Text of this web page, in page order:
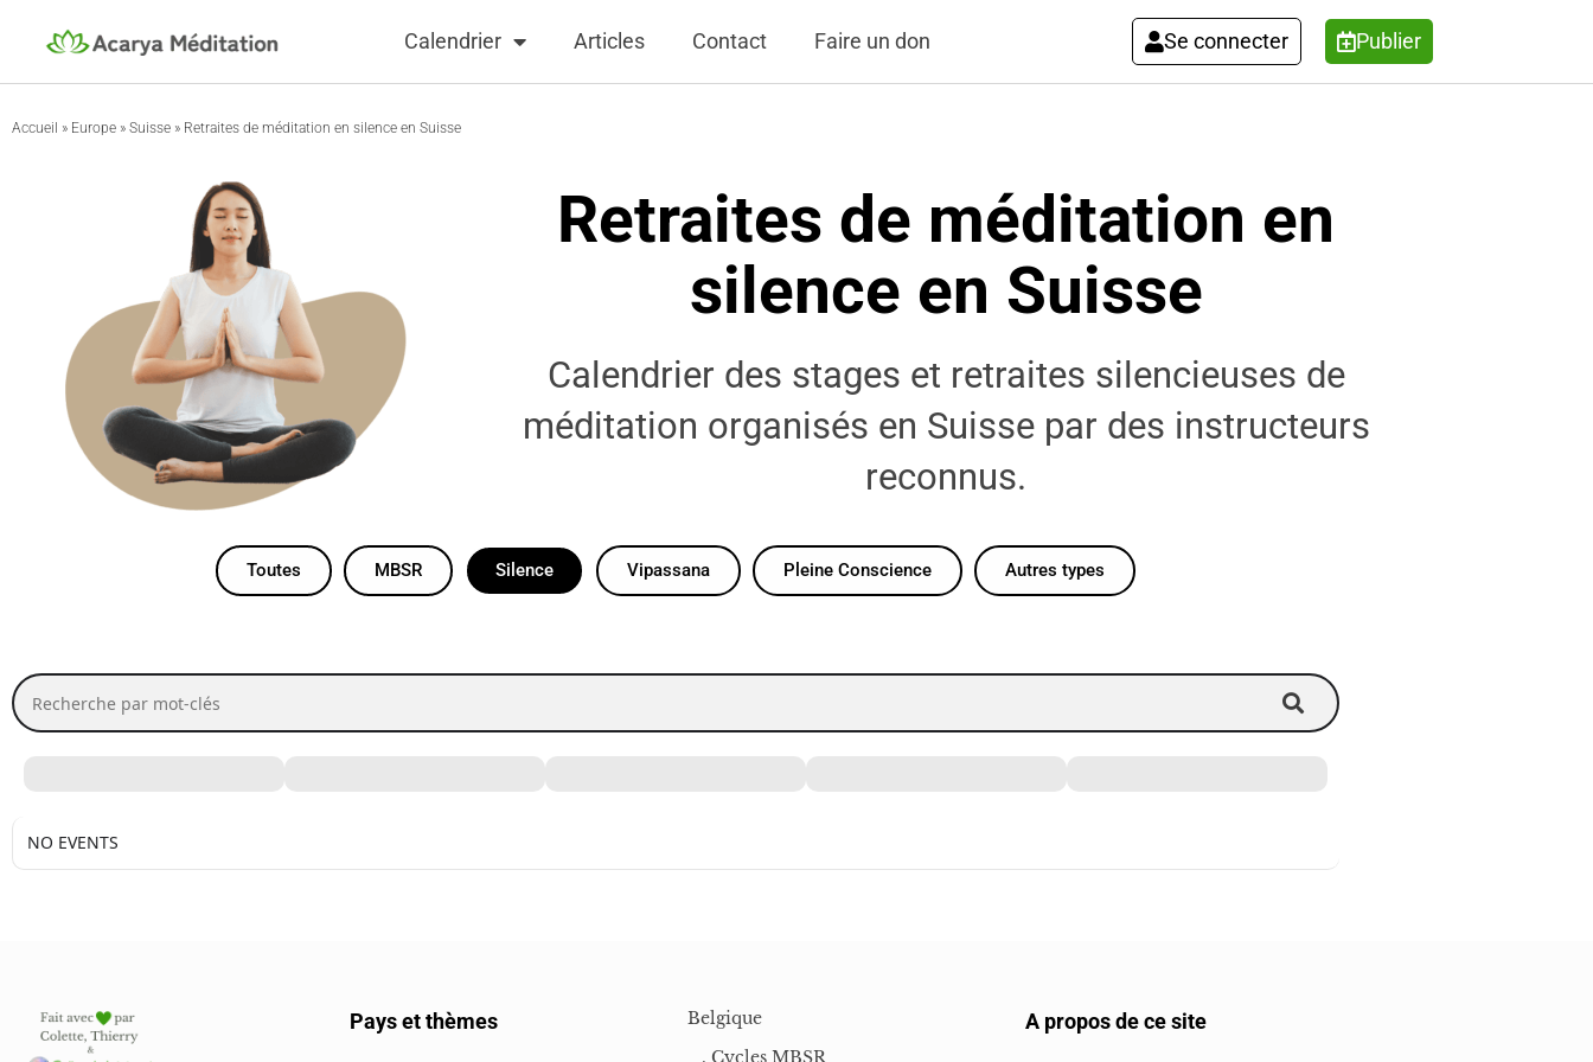
Calendrier Articles Contact Faire un don Se connecter Publier
Accueil » Europe » Suisse » Retraites de méditation en silence en Suisse
Retraites de méditation en
silence en Suisse
Calendrier des stages et retraites silencieuses de
méditation organisés en Suisse par des instructeurs
reconnus.
Toutes MBSR Silence Vipassana Pleine Conscience Autres types
Recherche par mot-clés
NO EVENTS
Pays et thèmes
Belgique
. Cycles MBSR
A propos de ce site